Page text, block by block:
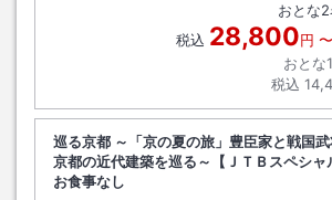
おとな2
税込 28,800円 〜
おとな
税込
巡る京都 ～「京の夏の旅」豊臣家と戦国
京都の近代建築を巡る～【ＪＴＢスペシャ
お食事なし